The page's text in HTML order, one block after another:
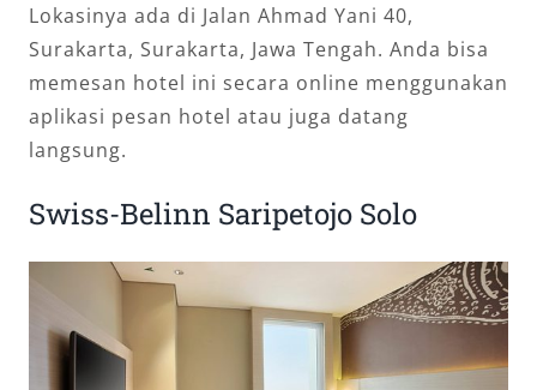
Lokasinya ada di Jalan Ahmad Yani 40,
Surakarta, Surakarta, Jawa Tengah. Anda bisa
memesan hotel ini secara online menggunakan
aplikasi pesan hotel atau juga datang
langsung.
Swiss-Belinn Saripetojo Solo